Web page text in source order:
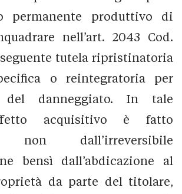
permanente produttivo di
nell’art. 2043 Cod.
tutela ripristinatoria
o reintegratoria per
del danneggiato. In tale
acquisitivo è fatto
non dall’irreversibile
bensì dall’abdicazione al
da parte del titolare,